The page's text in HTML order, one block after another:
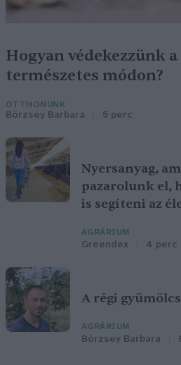
Hogyan védekezzünk
természetes módon?
OTTHONUNK
Börzsey Barbara 5 perc
Nyersanyag,
pazarolunk el,
is segíteni az
AGRÁRIUM
Greendex 4 perc
A régi
AGRÁRIUM
Börzsey Barbara